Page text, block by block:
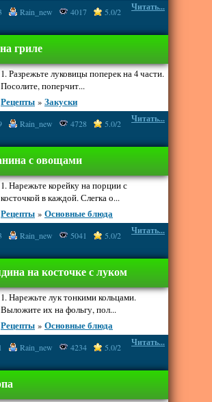
Читать...
Rain_new 4017
5.0/2
гриле
1. Разрежьте луковицы поперек на 4 части.
Посолите, поперчит...
Рецепты » Закуски
Читать...
Rain_new 4728
5.0/2
с овощами
1. Нарежьте корейку на порции с
косточкой в каждой. Слегка о...
Рецепты » Основные блюда
Читать...
Rain_new 5041
5.0/2
на косточке с луком
1. Нарежьте лук тонкими кольцами.
Выложите их на фольгу, пол...
Рецепты » Основные блюда
Читать...
Rain_new 4234
5.0/2